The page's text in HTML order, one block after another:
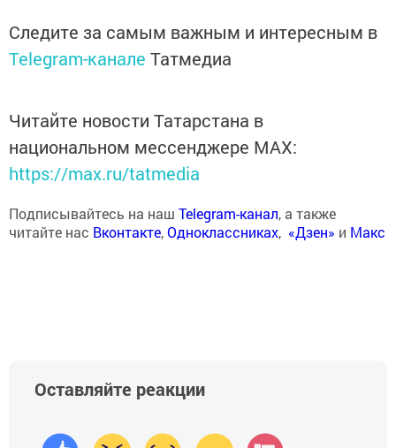
Следите за самым важным и интересным в
Telegram-канале Татмедиа
Читайте новости Татарстана в
национальном мессенджере MАХ:
https://max.ru/tatmedia
Подписывайтесь на наш Telegram-канал, а также
читайте нас Вконтакте,Одноклассниках, «Дзен» и Макс
Оставляйте реакции